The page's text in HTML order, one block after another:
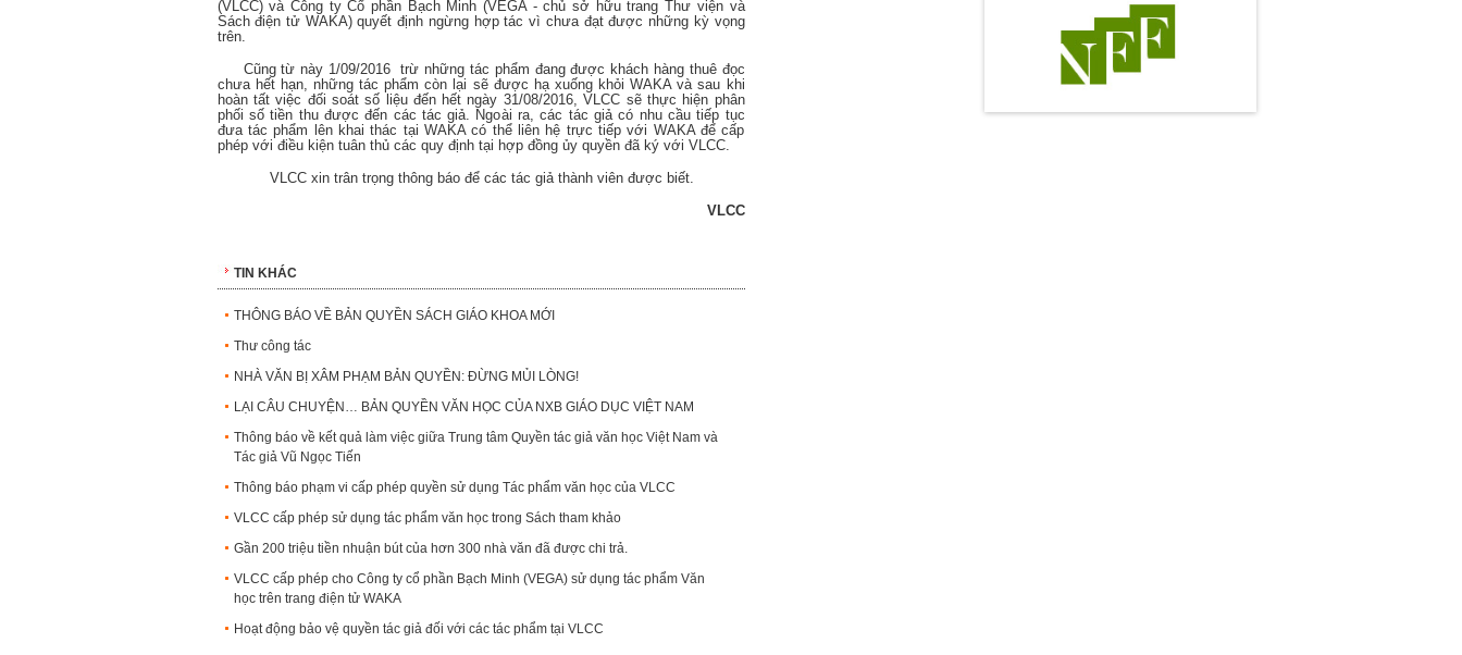
(VLCC) và Công ty Cổ phần Bạch Minh (VEGA - chủ sở hữu trang Thư viện và
Sách điện tử WAKA) quyết định ngừng hợp tác vì chưa đạt được những kỳ vọng
trên.
Cũng từ này 1/09/2016 trừ những tác phẩm đang được khách hàng thuê đọc
chưa hết hạn, những tác phẩm còn lại sẽ được hạ xuống khỏi WAKA và sau khi
hoàn tất việc đối soát số liệu đến hết ngày 31/08/2016, VLCC sẽ thực hiện phân
phối số tiền thu được đến các tác giả. Ngoài ra, các tác giả có nhu cầu tiếp tục
đưa tác phẩm lên khai thác tại WAKA có thể liên hệ trực tiếp với WAKA để cấp
phép với điều kiện tuân thủ các quy định tại hợp đồng ủy quyền đã ký với VLCC.
VLCC xin trân trọng thông báo để các tác giả thành viên được biết.
VLCC
TIN KHÁC
THÔNG BÁO VỀ BẢN QUYỀN SÁCH GIÁO KHOA MỚI
Thư công tác
NHÀ VĂN BỊ XÂM PHẠM BẢN QUYỀN: ĐỪNG MỦI LÒNG!
LẠI CÂU CHUYỆN… BẢN QUYỀN VĂN HỌC CỦA NXB GIÁO DỤC VIỆT NAM
Thông báo về kết quả làm việc giữa Trung tâm Quyền tác giả văn học Việt Nam và
Tác giả Vũ Ngọc Tiến
Thông báo phạm vi cấp phép quyền sử dụng Tác phẩm văn học của VLCC
VLCC cấp phép sử dụng tác phẩm văn học trong Sách tham khảo
Gần 200 triệu tiền nhuận bút của hơn 300 nhà văn đã được chi trả.
VLCC cấp phép cho Công ty cổ phần Bạch Minh (VEGA) sử dụng tác phẩm Văn
học trên trang điện tử WAKA
Hoạt động bảo vệ quyền tác giả đối với các tác phẩm tại VLCC